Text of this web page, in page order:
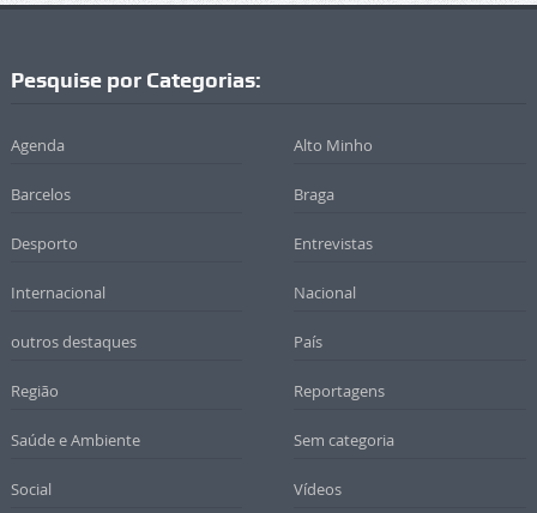
Pesquise por Categorias:
Agenda Alto Minho
Barcelos Braga
Desporto Entrevistas
Internacional Nacional
outros destaques País
Região Reportagens
Saúde e Ambiente Sem categoria
Social Vídeos